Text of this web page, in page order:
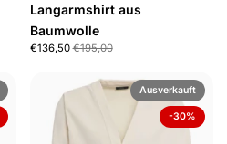
Langarmshirt aus
Baumwolle
€136,50 €195,00
Ausverkauft
-30%